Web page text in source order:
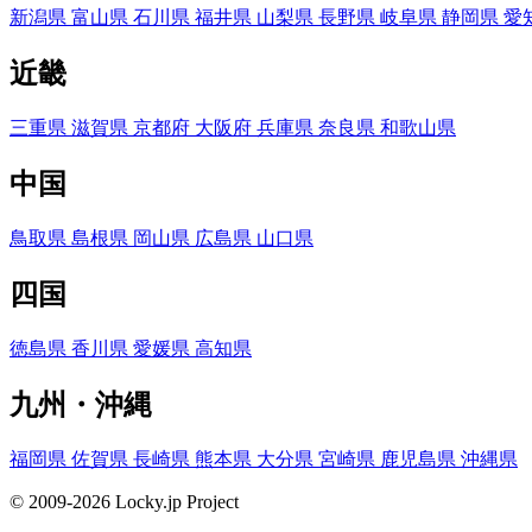
新潟県 富山県 石川県 福井県 山梨県 長野県 岐阜県 静岡県 愛
近畿
三重県 滋賀県 京都府 大阪府 兵庫県 奈良県 和歌山県
中国
鳥取県 島根県 岡山県 広島県 山口県
四国
徳島県 香川県 愛媛県 高知県
九州・沖縄
福岡県 佐賀県 長崎県 熊本県 大分県 宮崎県 鹿児島県 沖縄県
© 2009-2026 Locky.jp Project